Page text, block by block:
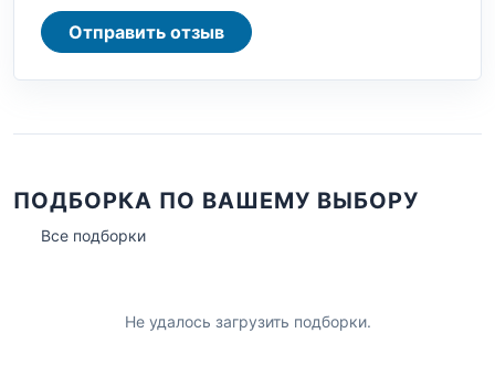
Отправить отзыв
ПОДБОРКА ПО ВАШЕМУ ВЫБОРУ
Все подборки
Не удалось загрузить подборки.